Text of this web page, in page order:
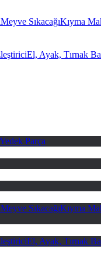
Meyve SıkacağıKıyma
El, Ayak, Tırnak
Yedek Parça
Meyve SıkacağıKıyma
El, Ayak, Tırnak